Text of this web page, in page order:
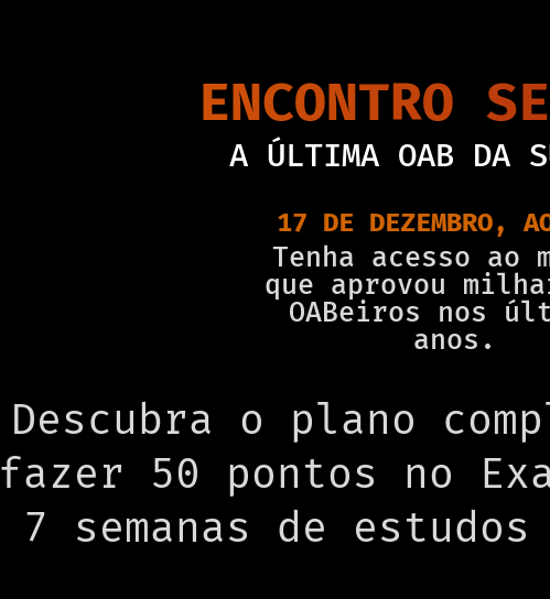
ENCONTRO
A ÚLTIMA OAB DA
17 DE DEZEMBRO,
Tenha acesso ao
que aprovou
OABeiros nos
anos.
Descubra o plano
fazer 50 pontos no
7 semanas de